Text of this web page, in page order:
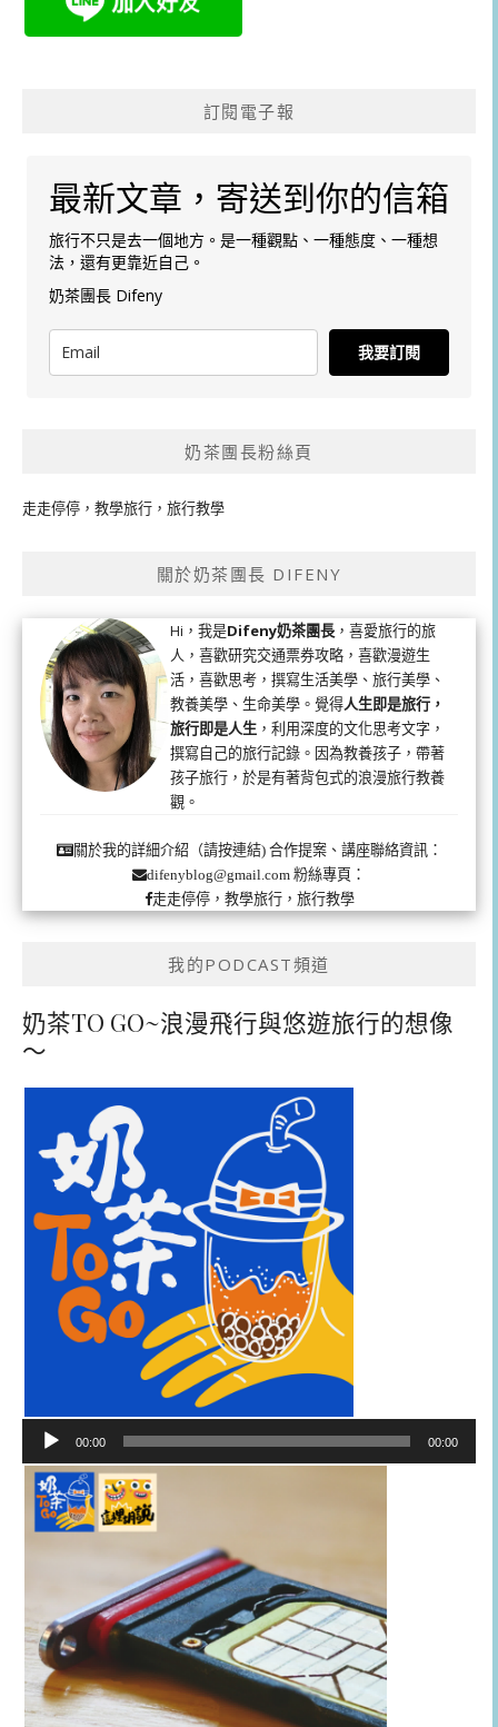
訂閱電子報
最新文章，寄送到你的信箱
旅行不只是去一個地方。是一種觀點、一種態度、一種想
法，還有更靠近自己。
奶茶團長 Difeny
我要訂閱
奶茶團長粉絲頁
走走停停，教學旅行，旅行教學
關於奶茶團長 DIFENY
Hi，我是Difeny奶茶團長 ，喜愛旅行的旅
人，喜歡研究交通票券攻略，喜歡漫遊生
活，喜歡思考，撰寫生活美學、旅行美學、
教養美學、生命美學。覺得人生即是旅行，
旅行即是人生 ，利用深度的文化思考文字，
撰寫自己的旅行記錄。因為教養孩子，帶著
孩子旅行，於是有著背包式的浪漫旅行教養
觀。
關於我的詳細介紹（請按連結)合作提案、講座聯絡資訊：
difenyblog@gmail.com 粉絲專頁：
走走停停，教學旅行，旅行教學
我的PODCAST頻道
奶茶TO GO~浪漫飛行與悠遊旅行的想像
～
播
器
00:00 00:00